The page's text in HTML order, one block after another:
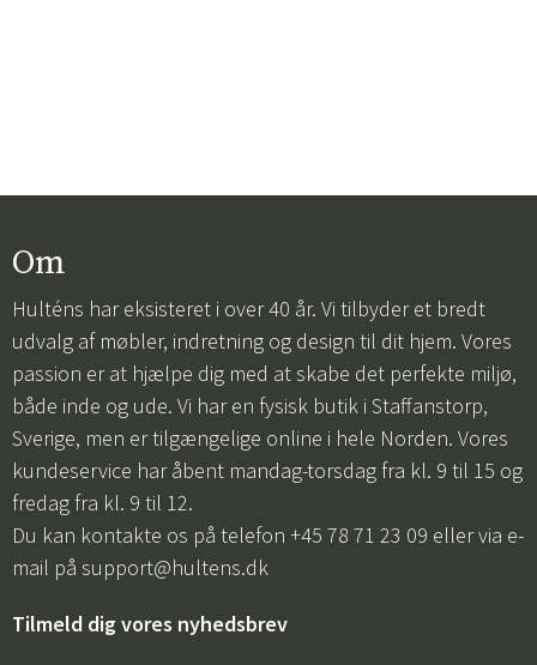
Om
Hulténs har eksisteret i over 40 år. Vi tilbyder et bredt
udvalg af møbler, indretning og design til dit hjem. Vores
passion er at hjælpe dig med at skabe det perfekte miljø,
både inde og ude. Vi har en fysisk butik i Staffanstorp,
Sverige, men er tilgængelige online i hele Norden. Vores
kundeservice har åbent mandag-torsdag fra kl. 9 til 15 og
fredag fra kl. 9 til 12.
Du kan kontakte os på telefon +45 78 71 23 09 eller via e-
mail på support@hultens.dk
Tilmeld dig vores nyhedsbrev